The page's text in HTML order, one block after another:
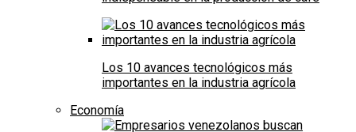
Los 10 avances tecnológicos más
importantes en la industria agrícola
Economía